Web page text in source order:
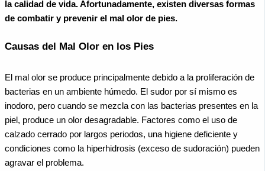
la calidad de vida. Afortunadamente, existen diversas formas
de combatir y prevenir el mal olor de pies.
Causas del Mal Olor en los Pies
El mal olor se produce principalmente debido a la proliferación de
bacterias en un ambiente húmedo. El sudor por sí mismo es
inodoro, pero cuando se mezcla con las bacterias presentes en la
piel, produce un olor desagradable. Factores como el uso de
calzado cerrado por largos periodos, una higiene deficiente y
condiciones como la hiperhidrosis (exceso de sudoración) pueden
agravar el problema.